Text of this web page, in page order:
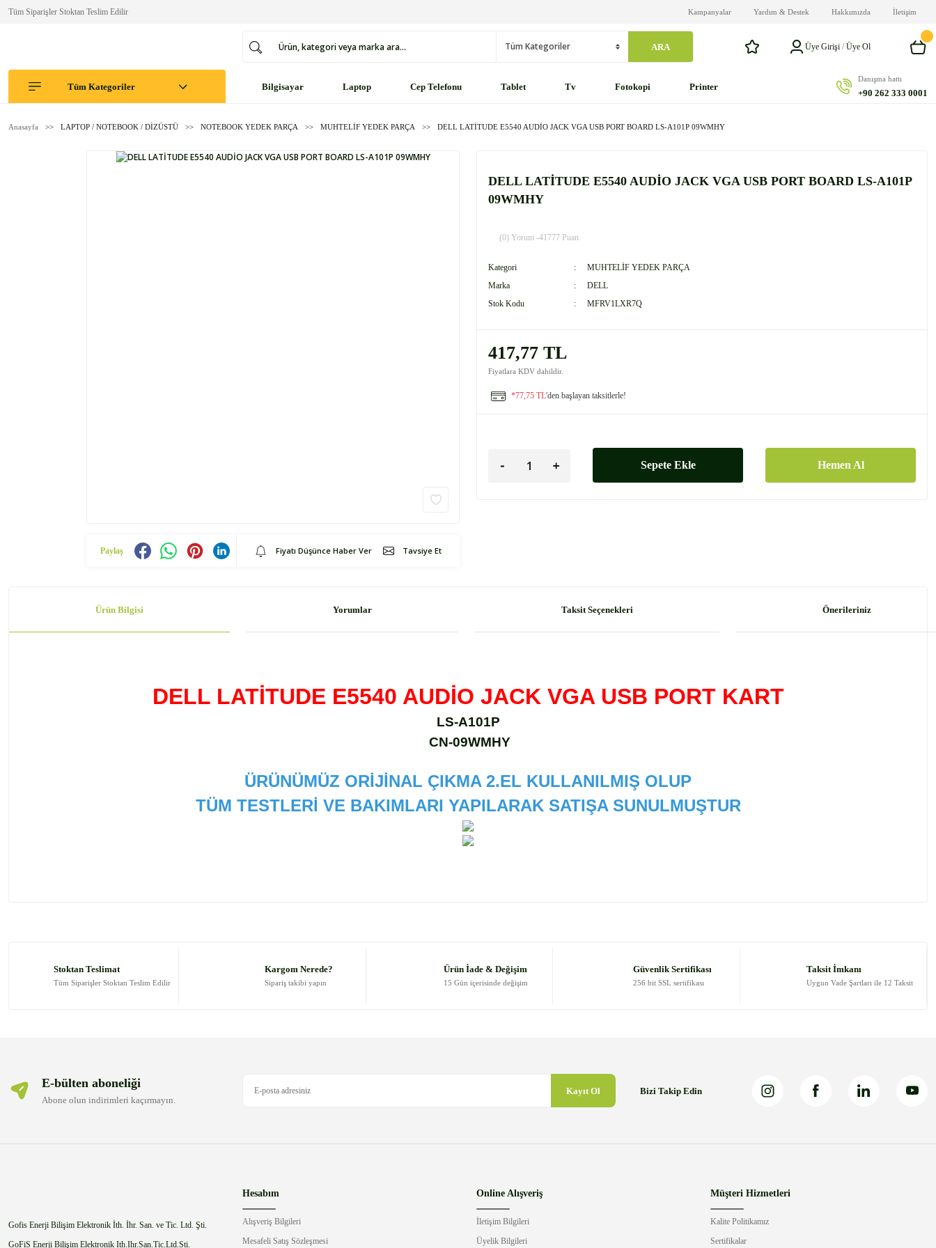
Tüm Siparişler Stoktan Teslim Edilir Kampanyalar Yardım & Destek Hakkımızda İletişim
ARA Üye Girişi /Üye Ol
Tüm Kategoriler Bilgisayar Laptop Cep Telefonu Tablet Tv Fotokopi Printer
Danışma hattı
+90 262 333 0001
Anasayfa LAPTOP / NOTEBOOK / DİZÜSTÜ NOTEBOOK YEDEK PARÇA MUHTELİF YEDEK PARÇA DELL LATİTUDE E5540 AUDİO JACK VGA USB PORT BOARD LS-A101P 09WMHY
Paylaş Fiyatı Düşünce Haber Ver Tavsiye Et
DELL LATİTUDE E5540 AUDİO JACK VGA USB PORT BOARD LS-A101P
09WMHY
(0) Yorum -41777 Puan
Kategori
MUHTELİF YEDEK PARÇA
Marka
DELL
Stok Kodu
MFRV1LXR7Q
417,77 TL
Fiyatlara KDV dahildir.
*77,75 TL'den başlayan taksitlerle!
Sepete Ekle Hemen Al
Ürün Bilgisi Yorumlar Taksit Seçenekleri Önerileriniz
DELL LATİTUDE E5540 AUDİO JACK VGA USB PORT KART
LS-A101P
CN-09WMHY
ÜRÜNÜMÜZ ORİJİNAL ÇIKMA 2.EL KULLANILMIŞ OLUP
TÜM TESTLERİ VE BAKIMLARI YAPILARAK SATIŞA SUNULMUŞTUR
Ürün bilgilerinde hatalar bulunuyor.
Stoktan Teslimat
Tüm Siparişler Stoktan Teslim Edilir
Kargom Nerede?
Sipariş takibi yapın
Ürün İade & Değişim
15 Gün içerisinde değişim
Güvenlik Sertifikası
256 bit SSL sertifikası
Taksit İmkanı
Uygun Vade Şartları ile 12 Taksit
E-bülten aboneliği
Abone olun indirimleri kaçırmayın.
Kayıt Ol Bizi Takip Edin
Gofis Enerji Bilişim Elektronik İth. İhr. San. ve Tic. Ltd. Şti.
GoFiS Enerji Bilişim Elektronik Ith.Ihr.San.Tic.Ltd.Sti.
Hesabım
Alışveriş Bilgileri
Mesafeli Satış Sözleşmesi
Online Alışveriş
İletişim Bilgileri
Üyelik Bilgileri
Müşteri Hizmetleri
Kalite Politikamız
Sertifikalar